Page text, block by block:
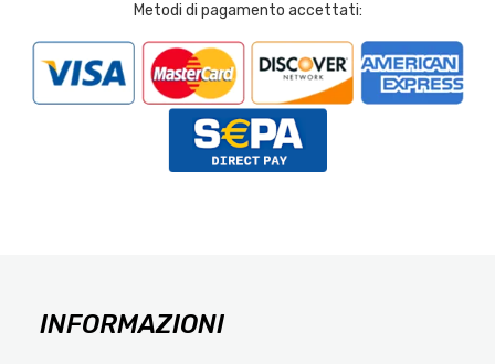
Metodi di pagamento accettati:
INFORMAZIONI